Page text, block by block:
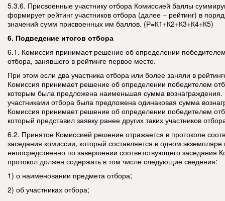
5.3.6. Присвоенные участнику отбора Комиссией баллы
формирует рейтинг участников отбора (далее – рейтинг) в
значений сумм присвоенных им баллов. (Р=К1+К2+К3+К4+К5)
6. Подведение итогов отбора
6.1. Комиссия принимает решение об определении
отбора, занявшего в рейтинге первое место.
При этом если два участника отбора или более заняли в
Комиссия принимает решение об определении победителем
которым была предложена наименьшая сумма вознаграждения.
участниками отбора была предложена одинаковая сумма
Комиссия принимает решение об определении победителем
который представил заявку ранее других таких участников
6.2. Принятое Комиссией решение отражается в протоколе
заседания комиссии, который составляется в одном
непосредственно по завершении соответствующего заседания
протокол должен содержать в том числе следующие сведения:
1) о наименовании предмета отбора;
2) об участниках отбора;